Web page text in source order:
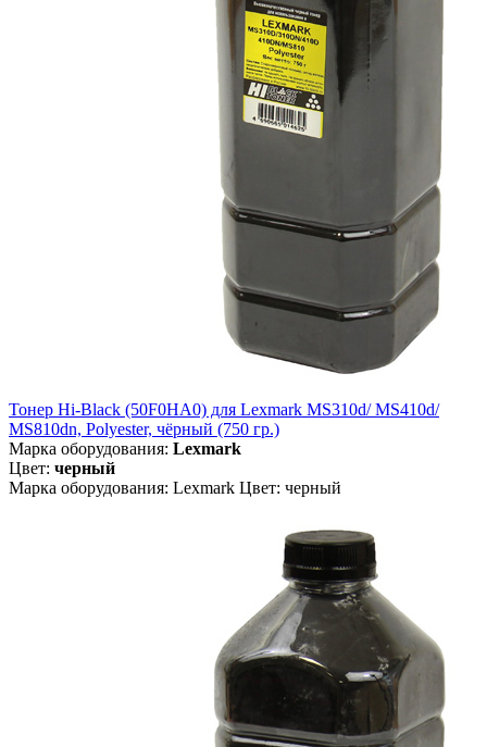
Тонер Hi-Black (50F0HA0) для Lexmark MS310d/ MS410d/
MS810dn, Polyester, чёрный (750 гр.)
Марка оборудования: Lexmark
Цвет: черный
Марка оборудования: Lexmark Цвет: черный